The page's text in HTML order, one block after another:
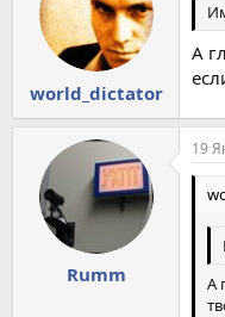
world_dictator
А
Rumm
19
А